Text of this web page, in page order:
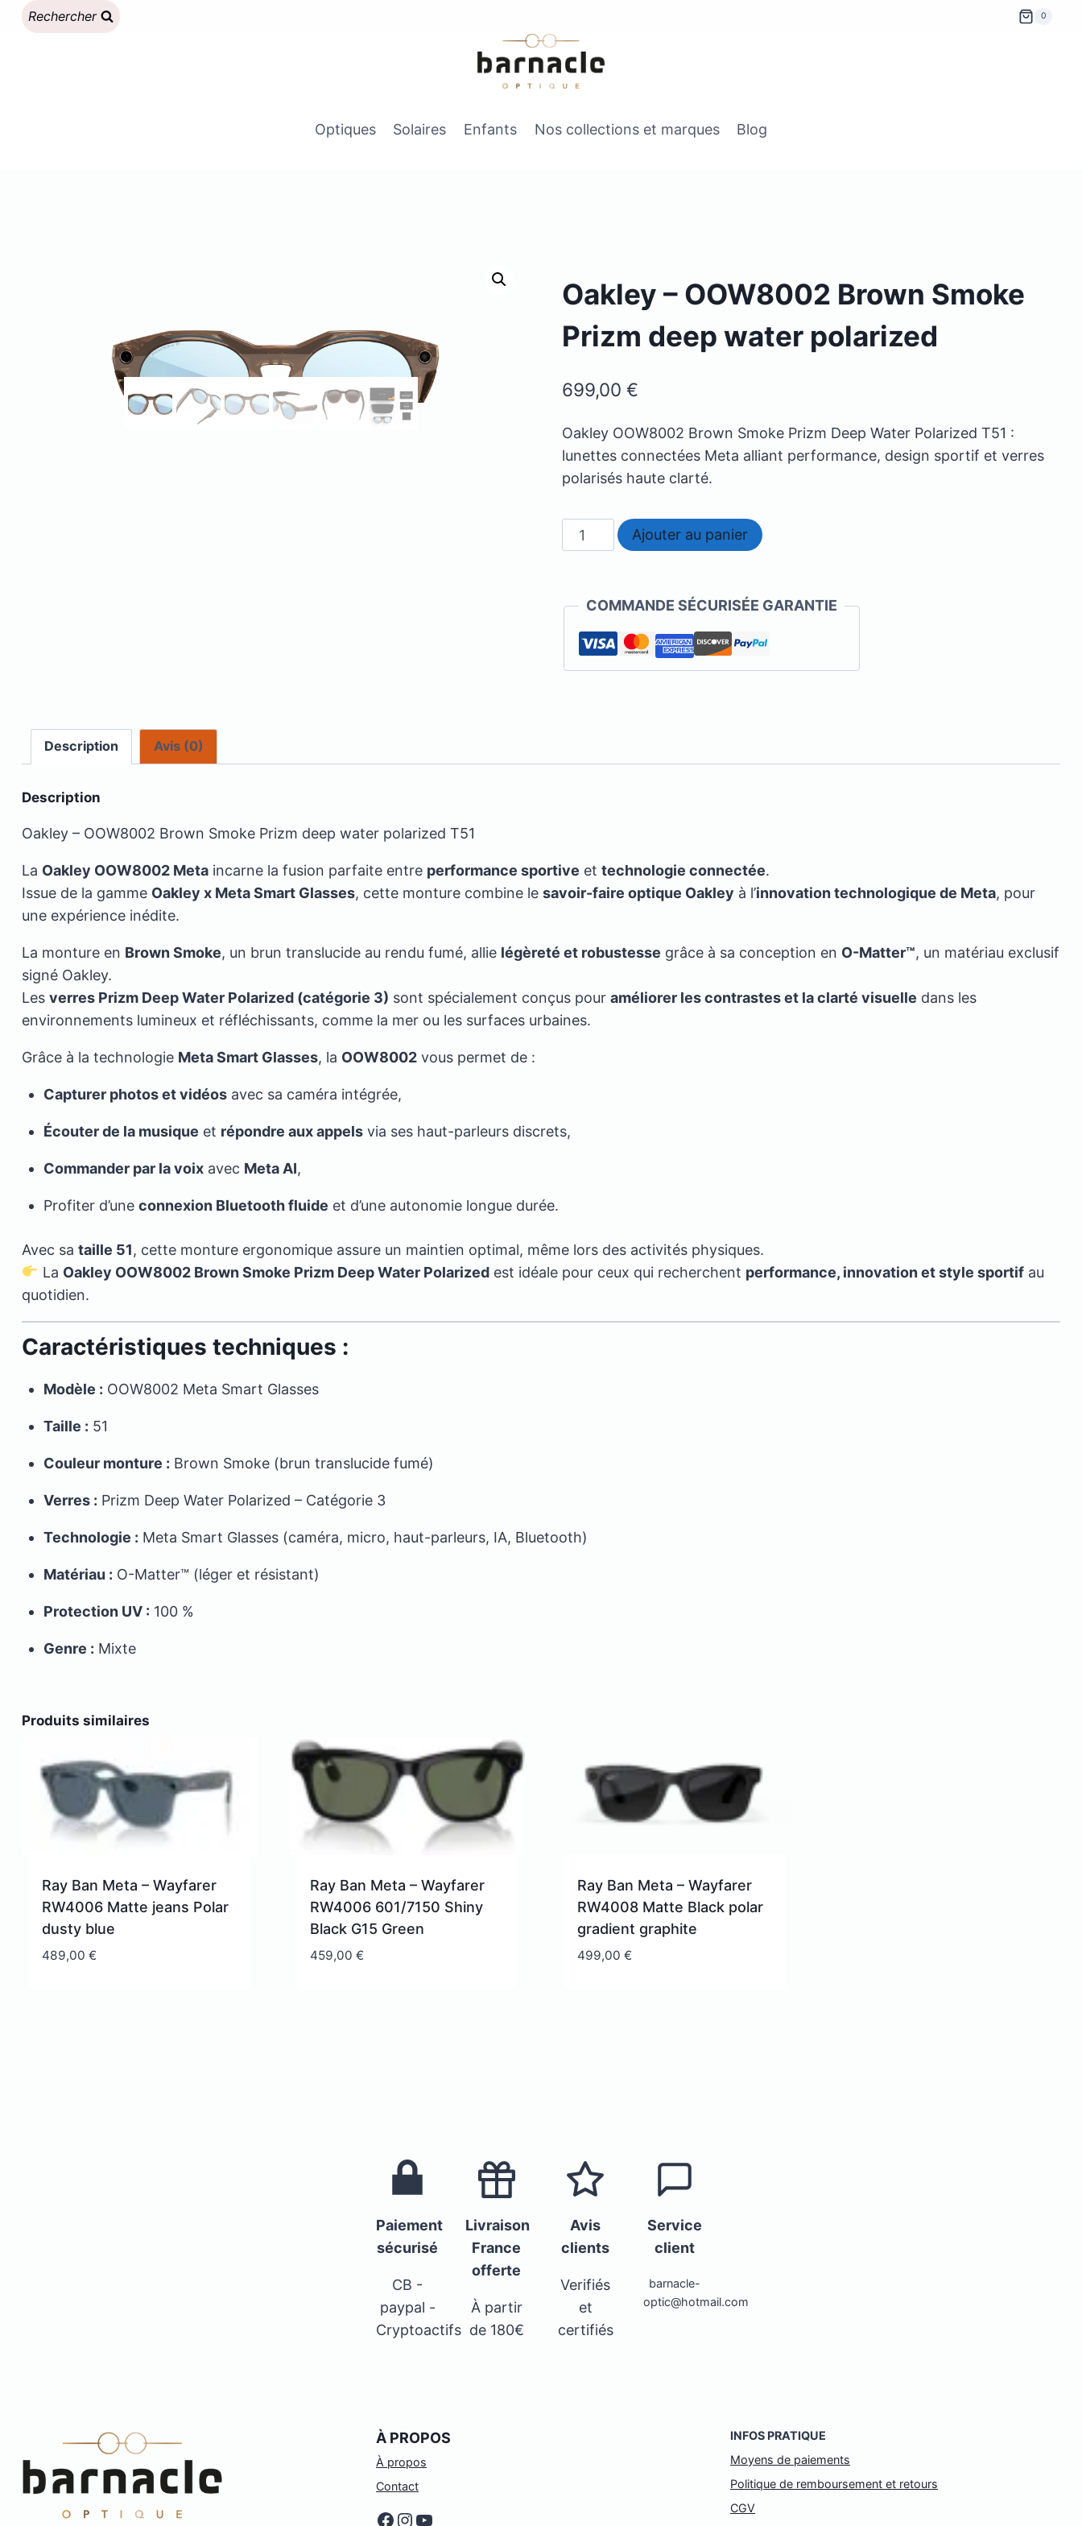
Rechercher 0
Optiques Solaires Enfants Nos collections et marques Blog
Oakley – OOW8002 Brown Smoke
Prizm deep water polarized
699,00 €
Oakley OOW8002 Brown Smoke Prizm Deep Water Polarized T51 :
lunettes connectées Meta alliant performance, design sportif et verres
polarisés haute clarté.
quantité
de
Brown
Smoke
Ajouter au panier
COMMANDE SÉCURISÉE GARANTIE
Description Avis (0)
Description
Oakley – OOW8002 Brown Smoke Prizm deep water polarized T51
La Oakley OOW8002 Meta incarne la fusion parfaite entre performance sportive et technologie connectée.
Issue de la gamme Oakley x Meta Smart Glasses, cette monture combine le savoir-faire optique Oakley à l’innovation technologique de Meta, pour
une expérience inédite.
La monture en Brown Smoke, un brun translucide au rendu fumé, allie légèreté et robustesse grâce à sa conception en O-Matter™, un matériau exclusif
signé Oakley.
Les verres Prizm Deep Water Polarized (catégorie 3) sont spécialement conçus pour améliorer les contrastes et la clarté visuelle dans les
environnements lumineux et réfléchissants, comme la mer ou les surfaces urbaines.
Grâce à la technologie Meta Smart Glasses, la OOW8002 vous permet de :
Capturer photos et vidéos avec sa caméra intégrée,
Écouter de la musique et répondre aux appels via ses haut-parleurs discrets,
Commander par la voix avec Meta AI,
Profiter d’une connexion Bluetooth fluide et d’une autonomie longue durée.
Avec sa taille 51, cette monture ergonomique assure un maintien optimal, même lors des activités physiques.
La Oakley OOW8002 Brown Smoke Prizm Deep Water Polarizedest idéale pour ceux qui recherchent performance, innovation et style sportifau
quotidien.
Caractéristiques techniques :
Modèle : OOW8002 Meta Smart Glasses
Taille : 51
Couleur monture : Brown Smoke (brun translucide fumé)
Verres : Prizm Deep Water Polarized – Catégorie 3
Technologie : Meta Smart Glasses (caméra, micro, haut-parleurs, IA, Bluetooth)
Matériau : O-Matter™ (léger et résistant)
Protection UV : 100 %
Genre : Mixte
Produits similaires
Ray Ban Meta – Wayfarer
RW4006 Matte jeans Polar
dusty blue
489,00 €
Ray Ban Meta – Wayfarer
RW4006 601/7150 Shiny
Black G15 Green
459,00 €
Ray Ban Meta – Wayfarer
RW4008 Matte Black polar
gradient graphite
499,00 €
Paiement
sécurisé
CB -
paypal -
Cryptoactifs
Livraison
France
offerte
À partir
de 180€
Avis
clients
Verifiés
et
certifiés
Service
client
barnacle-
optic@hotmail.com
À PROPOS
À propos
Contact
Facebook
Instagram
YouTube
INFOS PRATIQUE
Moyens de paiements
Politique de remboursement et retours
CGV